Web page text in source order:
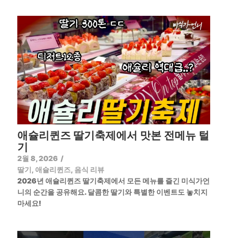
애슐리퀸즈 딸기축제에서 맛본 전메뉴 털
기
2월 8, 2026 /
딸기, 애슐리퀸즈, 음식 리뷰
2026년 애슐리퀸즈 딸기축제에서 모든 메뉴를 즐긴 미식가언
니의 순간을 공유해요. 달콤한 딸기와 특별한 이벤트도 놓치지
마세요!